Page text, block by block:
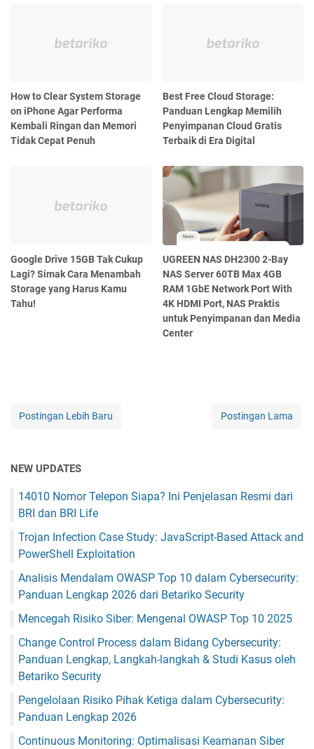
How to Clear System Storage
on iPhone Agar Performa
Kembali Ringan dan Memori
Tidak Cepat Penuh
Best Free Cloud Storage:
Panduan Lengkap Memilih
Penyimpanan Cloud Gratis
Terbaik di Era Digital
Google Drive 15GB Tak Cukup
Lagi? Simak Cara Menambah
Storage yang Harus Kamu
Tahu!
UGREEN NAS DH2300 2-Bay
NAS Server 60TB Max 4GB
RAM 1GbE Network Port With
4K HDMI Port, NAS Praktis
untuk Penyimpanan dan Media
Center
Postingan Lebih Baru Postingan Lama
NEW UPDATES
14010 Nomor Telepon Siapa? Ini Penjelasan Resmi dari
BRI dan BRI Life
Trojan Infection Case Study: JavaScript-Based Attack and
PowerShell Exploitation
Analisis Mendalam OWASP Top 10 dalam Cybersecurity:
Panduan Lengkap 2026 dari Betariko Security
Mencegah Risiko Siber: Mengenal OWASP Top 10 2025
Change Control Process dalam Bidang Cybersecurity:
Panduan Lengkap, Langkah-langkah & Studi Kasus oleh
Betariko Security
Pengelolaan Risiko Pihak Ketiga dalam Cybersecurity:
Panduan Lengkap 2026
Continuous Monitoring: Optimalisasi Keamanan Siber